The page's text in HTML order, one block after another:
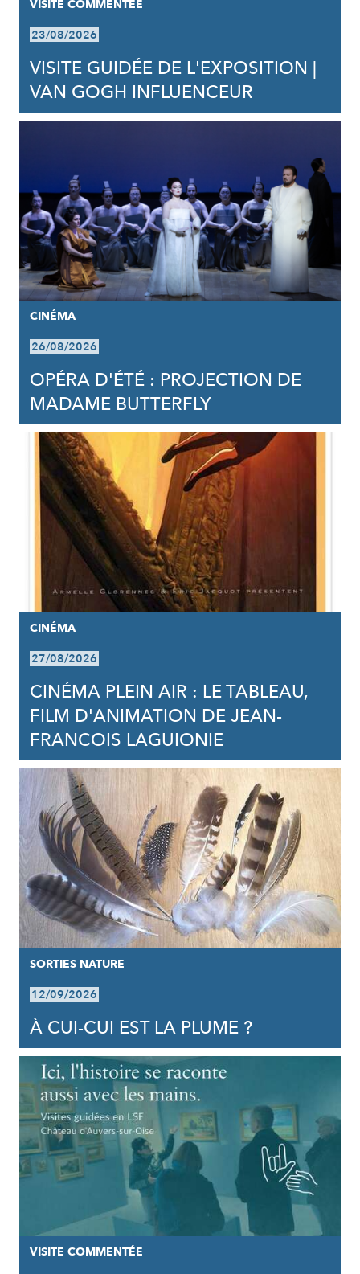
VISITE COMMENTÉE
23/08/2026
VISITE GUIDÉE DE L'EXPOSITION |
VAN GOGH INFLUENCEUR
CINÉMA
26/08/2026
OPÉRA D'ÉTÉ : PROJECTION DE
MADAME BUTTERFLY
CINÉMA
27/08/2026
CINÉMA PLEIN AIR : LE TABLEAU,
FILM D'ANIMATION DE JEAN-
FRANCOIS LAGUIONIE
SORTIES NATURE
12/09/2026
À CUI-CUI EST LA PLUME ?
VISITE COMMENTÉE